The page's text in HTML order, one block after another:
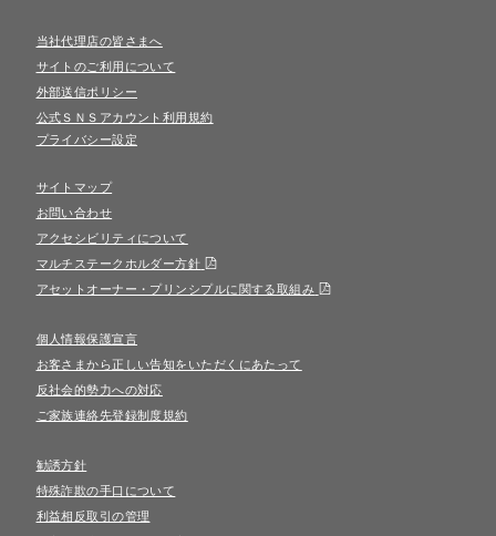
当社代理店の皆さまへ
サイトのご利用について
外部送信ポリシー
公式ＳＮＳアカウント利用規約
プライバシー設定
サイトマップ
お問い合わせ
アクセシビリティについて
マルチステークホルダー方針
アセットオーナー・プリンシプルに関する取組み
個人情報保護宣言
お客さまから正しい告知をいただくにあたって
反社会的勢力への対応
ご家族連絡先登録制度規約
勧誘方針
特殊詐欺の手口について
利益相反取引の管理